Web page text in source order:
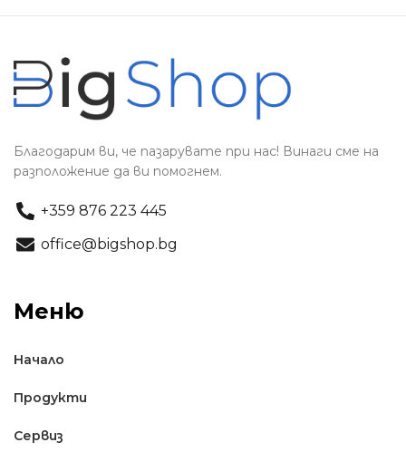
Благодарим ви, че пазарувате при нас! Винаги сме на
разположение да ви помогнем.
+359 876 223 445
office@bigshop.bg
Меню
Начало
Продукти
Сервиз